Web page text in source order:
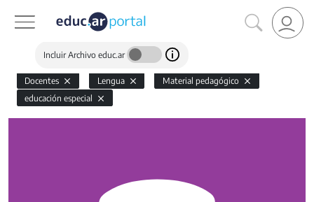
Incluir Archivo educ.ar
Docentes Lengua
Material pedagógico
educación especial